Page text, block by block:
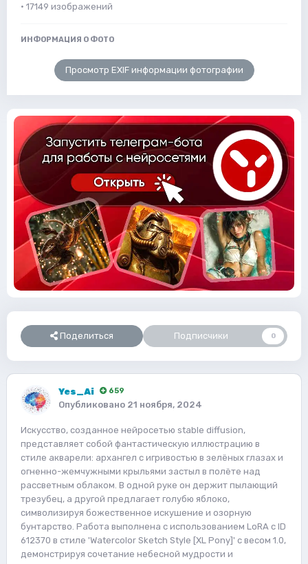
· 17149 изображений
ИНФОРМАЦИЯ О ФОТО
Просмотр EXIF информации фотографии
Поделиться Подписчики 0
Yes_Ai 659
Опубликовано 21 ноября, 2024
Искусство, созданное нейросетью stable diffusion,
представляет собой фантастическую иллюстрацию в
стиле акварели: архангел с игривостью в зелёных глазах и
огненно-жемчужными крыльями застыл в полёте над
рассветным облаком. В одной руке он держит пылающий
трезубец, а другой предлагает голубю яблоко,
символизируя божественное искушение и озорную
бунтарство. Работа выполнена с использованием LoRA с ID
612370 в стиле 'Watercolor Sketch Style [XL Pony]' с весом 1.0,
демонстрируя сочетание небесной мудрости и